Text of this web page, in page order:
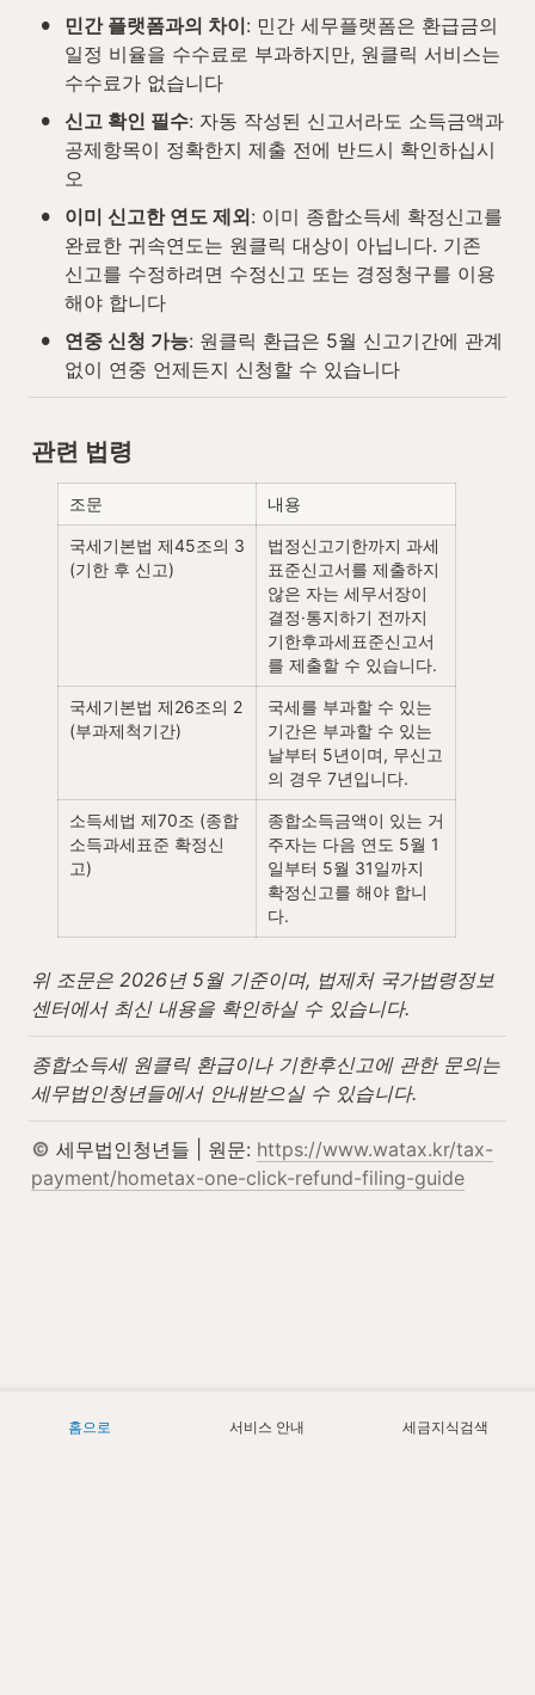
• 민간 플랫폼과의 차이: 민간 세무플랫폼은 환급금의
일정 비율을 수수료로 부과하지만, 원클릭 서비스는
수수료가 없습니다
• 신고 확인 필수: 자동 작성된 신고서라도 소득금액과
공제항목이 정확한지 제출 전에 반드시 확인하십시
오
• 이미 신고한 연도 제외: 이미 종합소득세 확정신고를
완료한 귀속연도는 원클릭 대상이 아닙니다. 기존
신고를 수정하려면 수정신고 또는 경정청구를 이용
해야 합니다
• 연중 신청 가능: 원클릭 환급은 5월 신고기간에 관계
없이 연중 언제든지 신청할 수 있습니다
관련 법령
조문 내용
국세기본법 제45조의 3
(기한 후 신고)
법정신고기한까지 과세
표준신고서를 제출하지
않은 자는 세무서장이
결정·통지하기 전까지
기한후과세표준신고서
를 제출할 수 있습니다.
국세기본법 제26조의 2
(부과제척기간)
국세를 부과할 수 있는
기간은 부과할 수 있는
날부터 5년이며, 무신고
의 경우 7년입니다.
소득세법 제70조 (종합
소득과세표준 확정신
고)
종합소득금액이 있는 거
주자는 다음 연도 5월 1
일부터 5월 31일까지
확정신고를 해야 합니
다.
위 조문은 2026년 5월 기준이며, 법제처 국가법령정보
센터에서 최신 내용을 확인하실 수 있습니다.
종합소득세 원클릭 환급이나 기한후신고에 관한 문의는
세무법인청년들에서 안내받으실 수 있습니다.
세무법인청년들 | 원문: https://www.watax.kr/tax-
payment/hometax-one-click-refund-filing-guide
홈으로 서비스 안내 세금지식검색